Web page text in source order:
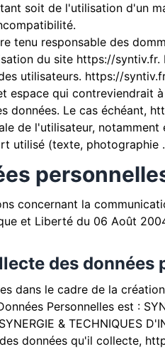
soit de l'utilisation d'un
tenu responsable des
du site https://syntiv.fr.
utilisateurs. https://
espace qui contreviendrait
données. Le cas échéant,
de l'utilisateur,
utilisé (texte, photographie
concernant la
et Liberté du 06 Août
des données
dans le cadre de la
Personnelles est :
& TECHNIQUES
données qu'il collecte,